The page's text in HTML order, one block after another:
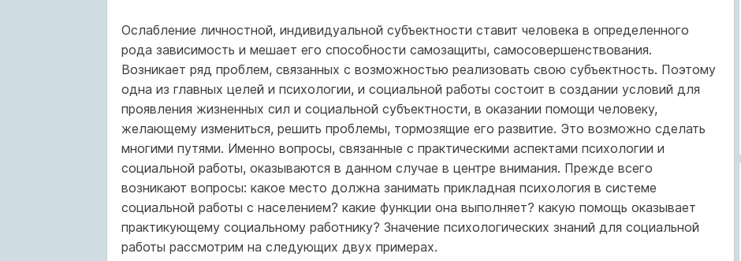
Ослабление личностной, индивидуальной субъектности ставит человека в определенного
рода зависимость и мешает его способности самозащиты, самосовершенствования.
Возникает ряд проблем, связанных с возможностью реализовать свою субъектность. Поэтому
одна из главных целей и психологии, и социальной работы состоит в создании условий для
проявления жизненных сил и социальной субъектности, в оказании помощи человеку,
желающему измениться, решить проблемы, тормозящие его развитие. Это возможно сделать
многими путями. Именно вопросы, связанные с практическими аспектами психологии и
социальной работы, оказываются в данном случае в центре внимания. Прежде всего
возникают вопросы: какое место должна занимать прикладная психология в системе
социальной работы с населением? какие функции она выполняет? какую помощь оказывает
практикующему социальному работнику? Значение психологических знаний для социальной
работы рассмотрим на следующих двух примерах.